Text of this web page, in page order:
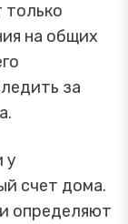
только
на общих
за
у
счет дома.
определяют